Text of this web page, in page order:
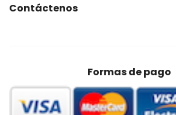
Contáctenos
Formas de pago